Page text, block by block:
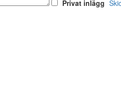
Privat inlägg